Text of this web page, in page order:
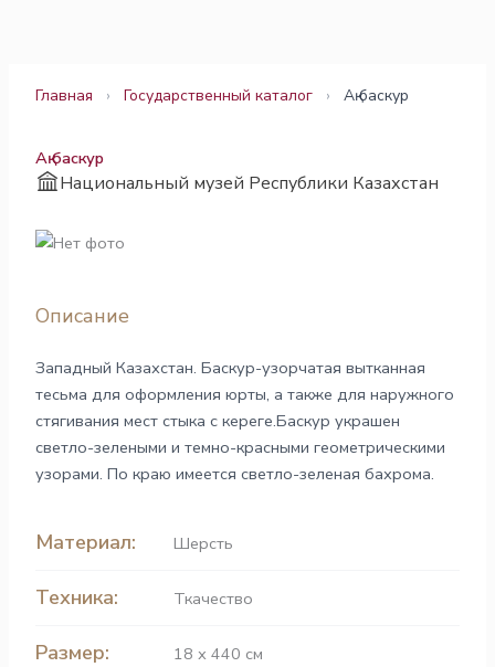
Главная › Государственный каталог › Ақ баскур
Ақ баскур
Национальный музей Республики Казахстан
Описание
Западный Казахстан. Баскур-узорчатая вытканная
тесьма для оформления юрты, а также для наружного
стягивания мест стыка с кереге.Баскур украшен
светло-зелеными и темно-красными геометрическими
узорами. По краю имеется светло-зеленая бахрома.
Материал: Шерсть
Техника: Ткачество
Размер: 18 х 440 см